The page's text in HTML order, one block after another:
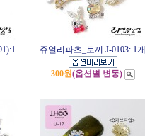
쥬얼리파츠_토끼 J-0103: 1개
300원(옵션별 변동)